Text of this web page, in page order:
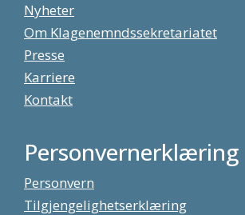
Nyheter
Om Klagenemndssekretariatet
Presse
Karriere
Kontakt
Personvernerklæring
Personvern
Tilgjengelighetserklæring